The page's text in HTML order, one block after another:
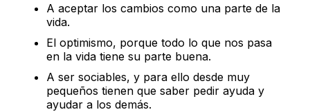
A aceptar los cambios como una parte de la
vida.
El optimismo, porque todo lo que nos pasa
en la vida tiene su parte buena.
A ser sociables, y para ello desde muy
pequeños tienen que saber pedir ayuda y
ayudar a los demás.